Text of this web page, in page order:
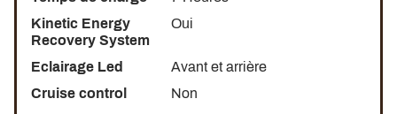
Kinetic Energy
Recovery System
Oui
Eclairage Led
Avant et arrière
Cruise control
Non